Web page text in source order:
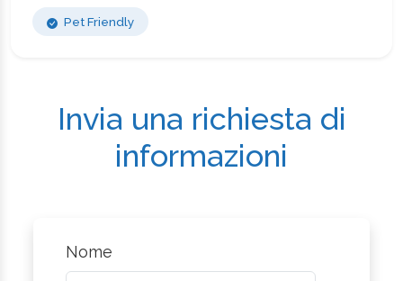
Pet Friendly
Invia una richiesta di
informazioni
Nome